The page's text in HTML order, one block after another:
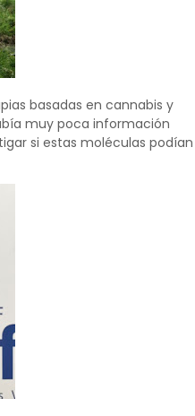
basadas en cannabis y
muy poca información
si estas moléculas podían